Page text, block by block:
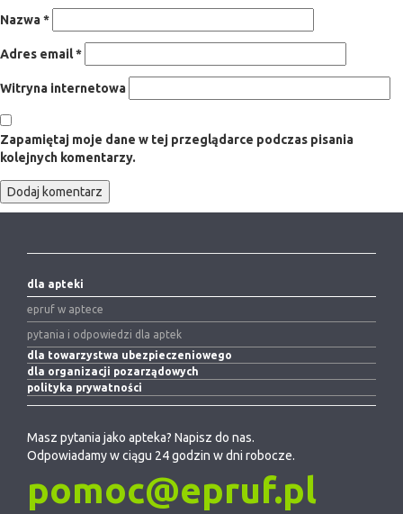
Nazwa*
Adres email*
Witryna internetowa
Zapamiętaj moje dane w tej przeglądarce podczas pisania
kolejnych komentarzy.
dla apteki
epruf w aptece
pytania i odpowiedzi dla aptek
dla towarzystwa ubezpieczeniowego
dla organizacji pozarządowych
polityka prywatności
Masz pytania jako apteka? Napisz do nas.
Odpowiadamy w ciągu 24 godzin w dni robocze.
pomoc@epruf.pl